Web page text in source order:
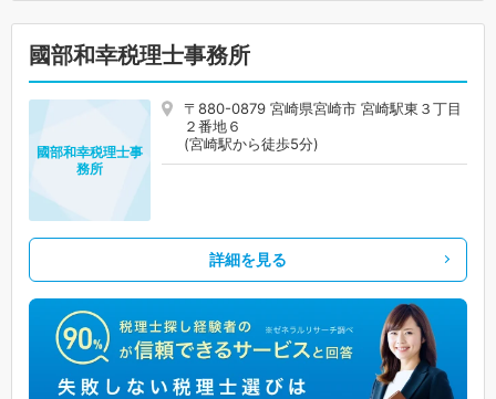
國部和幸税理士事務所
〒880-0879 宮崎県宮崎市 宮崎駅東３丁目
２番地６
(宮崎駅から徒歩5分)
國部和幸税理士事
務所
詳細を見る